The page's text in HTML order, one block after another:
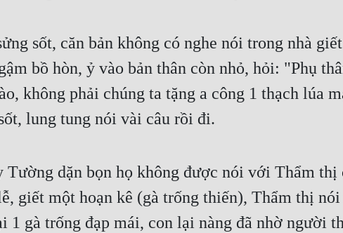
sốt, căn bản không có nghe nói trong nhà
bồ hòn, ỷ vào bản thân còn nhỏ, hỏi: "Phụ
không phải chúng ta tặng a công 1 thạch lúa
lung tung nói vài câu rồi đi.
Tường dặn bọn họ không được nói với Thẩm thị
giết một hoạn kê (gà trống thiến), Thẩm thị
1 gà trống đạp mái, con lại nàng đã nhờ người